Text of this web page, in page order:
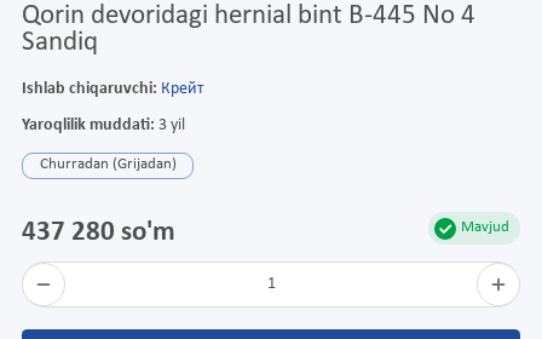
Qorin devoridagi hernial bint B-445 No 4
Sandiq
Ishlab chiqaruvchi: Крейт
Yaroqlilik muddati: 3 yil
Churradan (Grijadan)
Mavjud
437 280 so'm
1